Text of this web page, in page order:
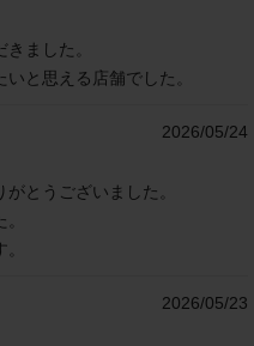
ました。
と思える店舗でした。
2026/05/24
とうございました。
2026/05/23